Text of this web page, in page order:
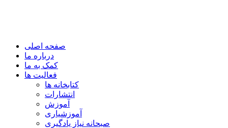
Children Cultural Development Center
صفحه اصلی
درباره ما
کمک به ما
فعالیت ها
کتابخانه ها
انتشارات
آموزش
آموزشیاری
صبحانه نیاز یادگیری